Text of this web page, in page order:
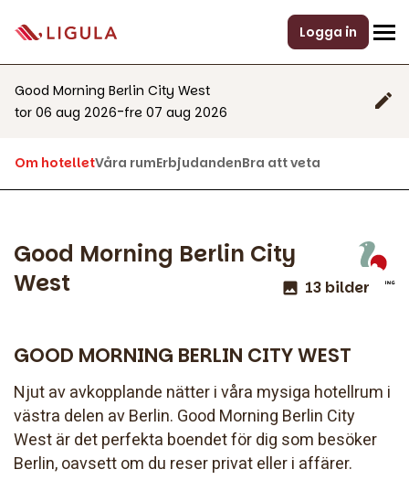
Logga in
Good Morning Berlin City West
tor 06 aug 2026-fre 07 aug 2026
Om hotelletVåra rumErbjudandenBra att veta
Good Morning Berlin City
West
13 bilder
GOOD MORNING BERLIN CITY WEST
Njut av avkopplande nätter i våra mysiga hotellrum i
västra delen av Berlin. Good Morning Berlin City
West är det perfekta boendet för dig som besöker
Berlin, oavsett om du reser privat eller i affärer.